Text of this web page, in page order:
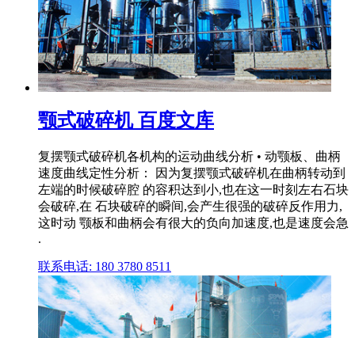
颚式破碎机 百度文库
复摆颚式破碎机各机构的运动曲线分析 • 动颚板、曲柄
速度曲线定性分析： 因为复摆颚式破碎机在曲柄转动到
左端的时候破碎腔 的容积达到小,也在这一时刻左右石块
会破碎,在 石块破碎的瞬间,会产生很强的破碎反作用力,
这时动 颚板和曲柄会有很大的负向加速度,也是速度会急
.
联系电话: 180 3780 8511